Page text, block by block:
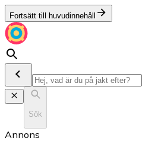
Fortsätt till huvudinnehåll
Sök
Annons